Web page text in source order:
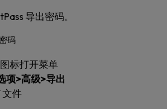
导出密码。
码
标打开菜单
项>高级>导出
文件